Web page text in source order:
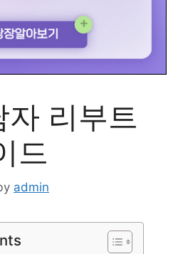
자 리부트
드
admin